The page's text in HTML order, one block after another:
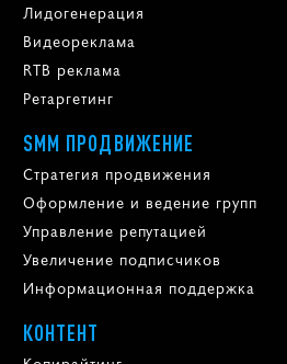
Лидогенерация
Видеореклама
RTB реклама
Ретаргетинг
SMM ПРОДВИЖЕНИЕ
Стратегия продвижения
Оформление и ведение групп
Управление репутацией
Увеличение подписчиков
Информационная поддержка
КОНТЕНТ